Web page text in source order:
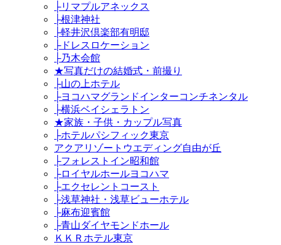
├リマプルアネックス
├根津神社
├軽井沢倶楽部有明邸
├ドレスロケーション
├乃木会館
★写真だけの結婚式・前撮り
├山の上ホテル
├ヨコハマグランドインターコンチネンタル
├横浜ベイシェラトン
★家族・子供・カップル写真
├ホテルパシフィック東京
アクアリゾートウエディング自由が丘
├フォレストイン昭和館
├ロイヤルホールヨコハマ
├エクセレントコースト
├浅草神社・浅草ビューホテル
├麻布迎賓館
├青山ダイヤモンドホール
ＫＫＲホテル東京